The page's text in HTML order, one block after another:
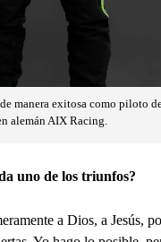
manera exitosa como piloto
alemán AIX Racing.
uno de los triunfos?
a Dios, a Jesús,